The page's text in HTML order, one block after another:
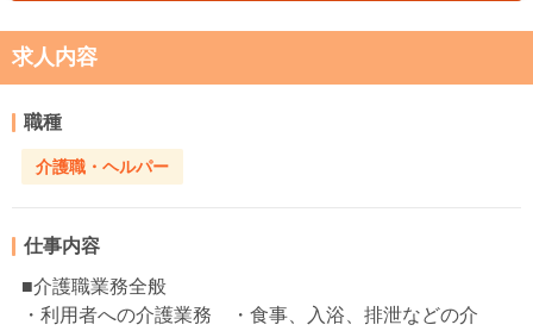
求人内容
職種
介護職・ヘルパー
仕事内容
■介護職業務全般
・利用者への介護業務 ・食事、入浴、排泄などの介